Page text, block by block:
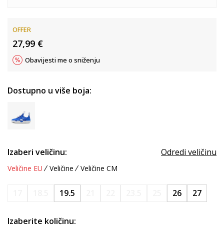
OFFER
27,99 €
Obavijesti me o sniženju
Dostupno u više boja:
Izaberi veličinu: Odredi veličinu
Veličine EU Veličine Veličine CM
19.5 26 27
Izaberite količinu: